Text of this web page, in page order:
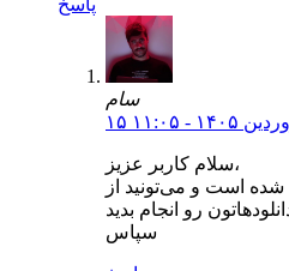
پاسخ
سام
۱۴۰۵ - ۱۱:۰۵
سلام کاربر عزیز،
است و می‌تونید از
سپاس